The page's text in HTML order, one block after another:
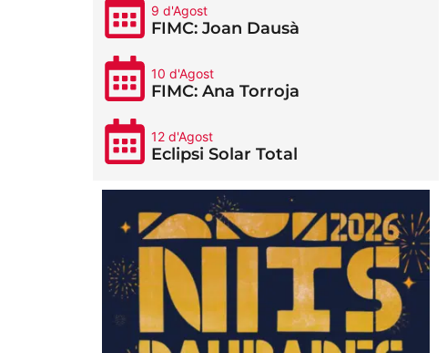
9 d'Agost
FIMC: Joan Dausà
10 d'Agost
FIMC: Ana Torroja
12 d'Agost
Eclipsi Solar Total